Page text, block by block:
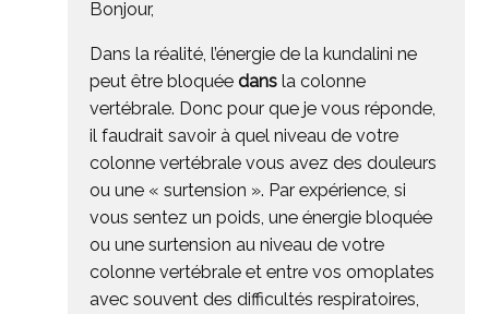
Bonjour,
Dans la réalité, l’énergie de la kundalini ne
peut être bloquée dans la colonne
vertébrale. Donc pour que je vous réponde,
il faudrait savoir à quel niveau de votre
colonne vertébrale vous avez des douleurs
ou une « surtension ». Par expérience, si
vous sentez un poids, une énergie bloquée
ou une surtension au niveau de votre
colonne vertébrale et entre vos omoplates
avec souvent des difficultés respiratoires,